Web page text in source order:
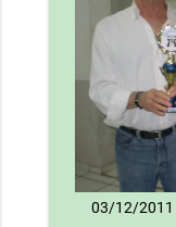
03/12/2011